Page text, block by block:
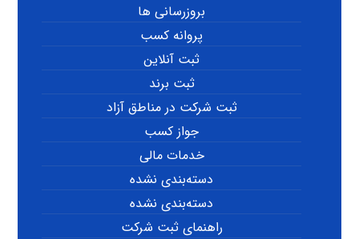
بروزرسانی ها
پروانه کسب
ثبت آنلاین
ثبت برند
ثبت شرکت در مناطق آزاد
جواز کسب
خدمات مالی
دسته‌بندی نشده
دسته‌بندی نشده
راهنمای ثبت شرکت